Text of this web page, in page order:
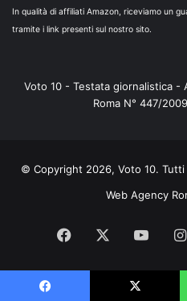
In qualità di affiliati Amazon, riceviamo un
tramite i link presenti sul nostro sito.
Voto 10 - Testata giornalistica -
Roma N° 447/
© Copyright 2026, Voto 10.
Web Agency
Facebook You
Tube